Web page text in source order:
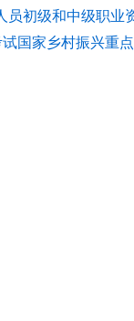
员初级和中级职业
国家乡村振兴重